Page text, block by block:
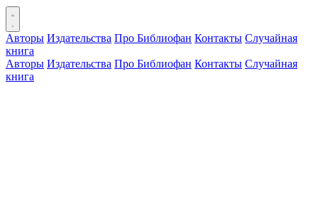
Авторы Издательства Про Библиофан Контакты Случайная
книга
Авторы Издательства Про Библиофан Контакты Случайная
книга